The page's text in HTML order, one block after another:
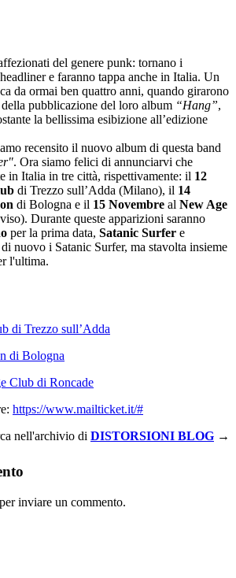
del genere punk: tornano i
e faranno tappa anche in Italia. Un
da ormai ben quattro anni, quando girarono
pubblicazione del loro album “Hang”,
la bellissima esibizione all’edizione
recensito il nuovo album di questa band
. Ora siamo felici di annunciarvi che
in Italia in tre città, rispettivamente: il 12
di Trezzo sull’Adda (Milano), il 14
di Bologna e il 15 Novembre al New Age
Durante queste apparizioni saranno
per la prima data, Satanic Surfer e
nuovo i Satanic Surfer, ma stavolta insieme
l'ultima.
di Trezzo sull’Adda
di Bologna
Club di Roncade
https://www.mailticket.it/#
nell'archivio di DISTORSIONI BLOG →
per inviare un commento.